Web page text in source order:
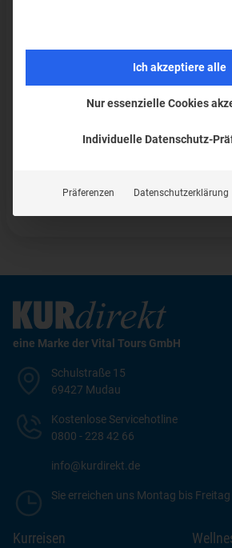
Service & Reiseplanung
eine Marke der Vital Tours GmbH
Schulstraße 15
69427 Mudau
Kostenlose Servicehotline
0800 - 228 42 66
info@kurdirekt.de
Sie erreichen uns Montag bis
Kurreisen
Ich akzeptiere alle
Nur essenzielle Cookies
Individuelle Datenschutz-
Präferenzen Datenschutzerklärung